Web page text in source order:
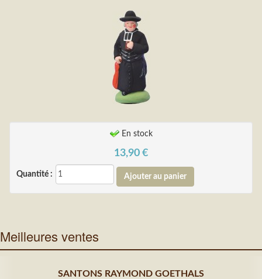
En stock
13,90 €
Quantité :
Meilleures ventes
SANTONS RAYMOND GOETHALS